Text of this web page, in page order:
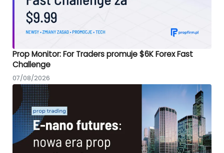
Prop Monitor: For Traders promuje $6K Forex Fast
Challenge
07/08/2026